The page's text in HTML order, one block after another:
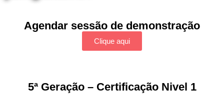
Agendar sessão de demonstração
Clique aqui
5ª Geração – Certificação Nivel 1